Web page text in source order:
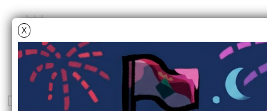
X
Dissabte juny 2026